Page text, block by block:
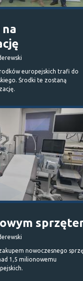
europejskich trafi do
Środki te zostaną
nowoczesnego
1,5 milionowemu